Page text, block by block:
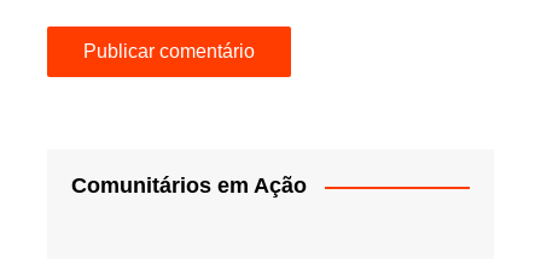
Comunitários em Ação